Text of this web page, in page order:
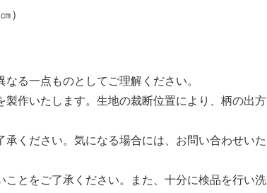
）
る一点ものとしてご理解ください。
作いたします。生地の裁断位置により、柄の出方
ください。気になる場合には、お問い合わせいた
とをご了承ください。また、十分に検品を行い洗